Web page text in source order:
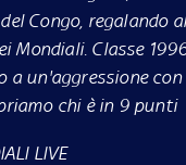
Congo, regalando
Mondiali. Classe
a un'aggressione
chi è in 9 punti
LIVE